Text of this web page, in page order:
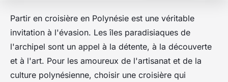
Partir en croisière en Polynésie est une véritable
invitation à l'évasion. Les îles paradisiaques de
l'archipel sont un appel à la détente, à la découverte
et à l'art. Pour les amoureux de l'artisanat et de la
culture polynésienne, choisir une croisière qui